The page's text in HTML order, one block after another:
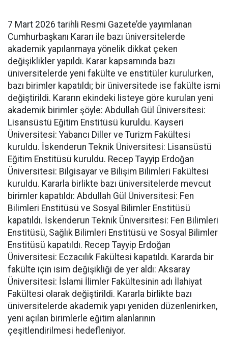
7 Mart 2026 tarihli Resmi Gazete’de yayımlanan
Cumhurbaşkanı Kararı ile bazı üniversitelerde
akademik yapılanmaya yönelik dikkat çeken
değişiklikler yapıldı. Karar kapsamında bazı
üniversitelerde yeni fakülte ve enstitüler kurulurken,
bazı birimler kapatıldı; bir üniversitede ise fakülte ismi
değiştirildi. Kararın ekindeki listeye göre kurulan yeni
akademik birimler şöyle: Abdullah Gül Üniversitesi:
Lisansüstü Eğitim Enstitüsü kuruldu. Kayseri
Üniversitesi: Yabancı Diller ve Turizm Fakültesi
kuruldu. İskenderun Teknik Üniversitesi: Lisansüstü
Eğitim Enstitüsü kuruldu. Recep Tayyip Erdoğan
Üniversitesi: Bilgisayar ve Bilişim Bilimleri Fakültesi
kuruldu. Kararla birlikte bazı üniversitelerde mevcut
birimler kapatıldı: Abdullah Gül Üniversitesi: Fen
Bilimleri Enstitüsü ve Sosyal Bilimler Enstitüsü
kapatıldı. İskenderun Teknik Üniversitesi: Fen Bilimleri
Enstitüsü, Sağlık Bilimleri Enstitüsü ve Sosyal Bilimler
Enstitüsü kapatıldı. Recep Tayyip Erdoğan
Üniversitesi: Eczacılık Fakültesi kapatıldı. Kararda bir
fakülte için isim değişikliği de yer aldı: Aksaray
Üniversitesi: İslami İlimler Fakültesinin adı İlahiyat
Fakültesi olarak değiştirildi. Kararla birlikte bazı
üniversitelerde akademik yapı yeniden düzenlenirken,
yeni açılan birimlerle eğitim alanlarının
çeşitlendirilmesi hedefleniyor.